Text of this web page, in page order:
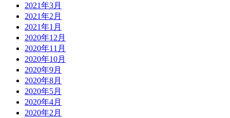
2021年3月
2021年2月
2021年1月
2020年12月
2020年11月
2020年10月
2020年9月
2020年8月
2020年5月
2020年4月
2020年2月